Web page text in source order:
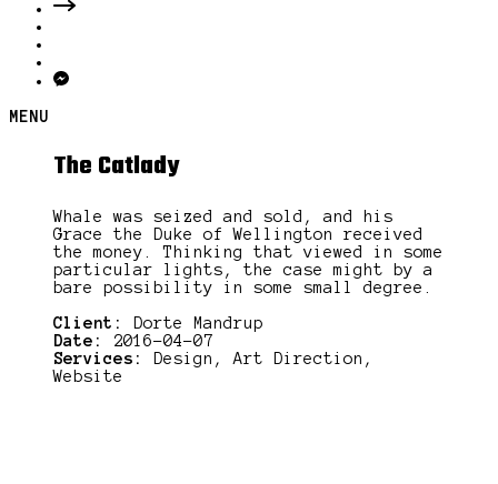
MENU
The Catlady
Whale was seized and sold, and his
Grace the Duke of Wellington received
the money. Thinking that viewed in some
particular lights, the case might by a
bare possibility in some small degree.
Client:
Dorte Mandrup
Date:
2016-04-07
Services:
Design, Art Direction,
Website